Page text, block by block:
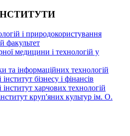
і природокористування
факультет
медицини і технологій у
та інформаційних технологій
бізнесу і фінансів
харчових технологій
круп'яних культур ім. О.